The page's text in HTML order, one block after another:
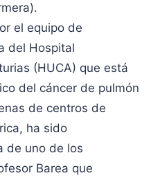
el equipo de
del Hospital
(HUCA) que está
del cáncer de pulmón
de centros de
ha sido
de uno de los
Barea que